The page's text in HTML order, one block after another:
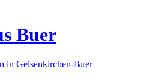
Buer
in Gelsenkirchen-Buer